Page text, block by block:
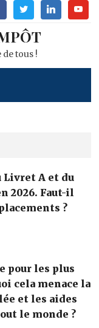
TwitterLinkedin
tous !
Livret A et du
2026. Faut-il
?
pour les plus
cela menace la
et les aides
le monde ?